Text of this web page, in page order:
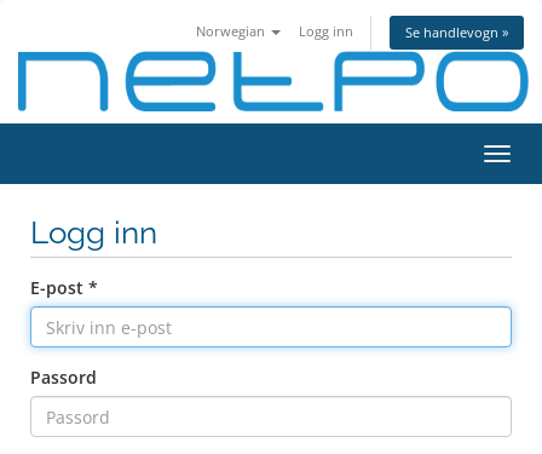
Norwegian Logg inn Se handlevogn »
Bytt
Logg inn
E-post *
Passord